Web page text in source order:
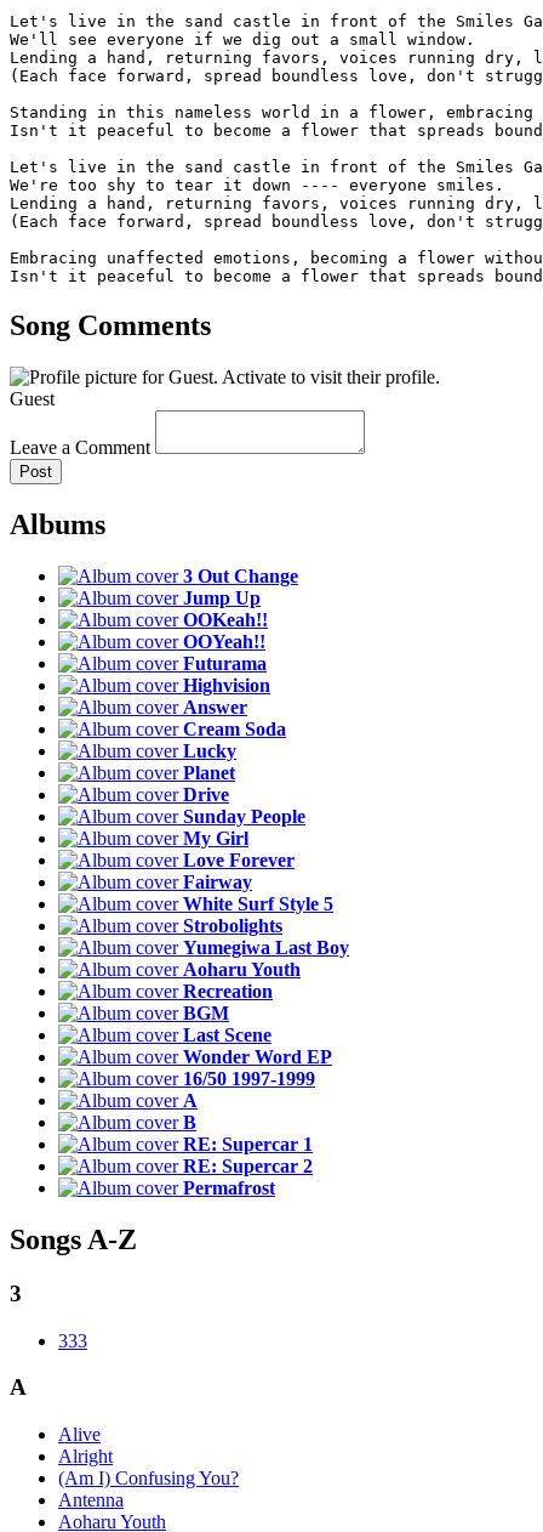
Let's live in the sand castle in front of the Smiles
We'll see everyone if we dig out a small window.
Lending a hand, returning favors, voices running
(Each face forward, spread boundless love, don't
Standing in this nameless world in a flower,
Isn't it peaceful to become a flower that spreads
Let's live in the sand castle in front of the Smiles
We're too shy to tear it down ---- everyone smiles.
Lending a hand, returning favors, voices running
(Each face forward, spread boundless love, don't
Embracing unaffected emotions, becoming a flower
Isn't it peaceful to become a flower that spreads
Song Comments
Guest
Leave a Comment
Post
Albums
3 Out Change
Jump Up
OOKeah!!
OOYeah!!
Futurama
Highvision
Answer
Cream Soda
Lucky
Planet
Drive
Sunday People
My Girl
Love Forever
Fairway
White Surf Style 5
Strobolights
Yumegiwa Last Boy
Aoharu Youth
Recreation
BGM
Last Scene
Wonder Word EP
16/50 1997-1999
A
B
RE: Supercar 1
RE: Supercar 2
Permafrost
Songs A-Z
3
333
A
Alive
Alright
(Am I) Confusing You?
Antenna
Aoharu Youth